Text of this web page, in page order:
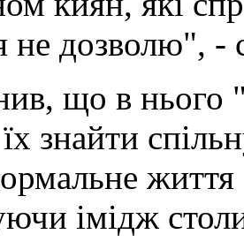
не дозволю", -
що в нього
знайти
життя
імідж